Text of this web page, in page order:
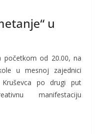
u
početkom od 20.00, na
u mesnoj zajednici
po drugi put
manifestaciju